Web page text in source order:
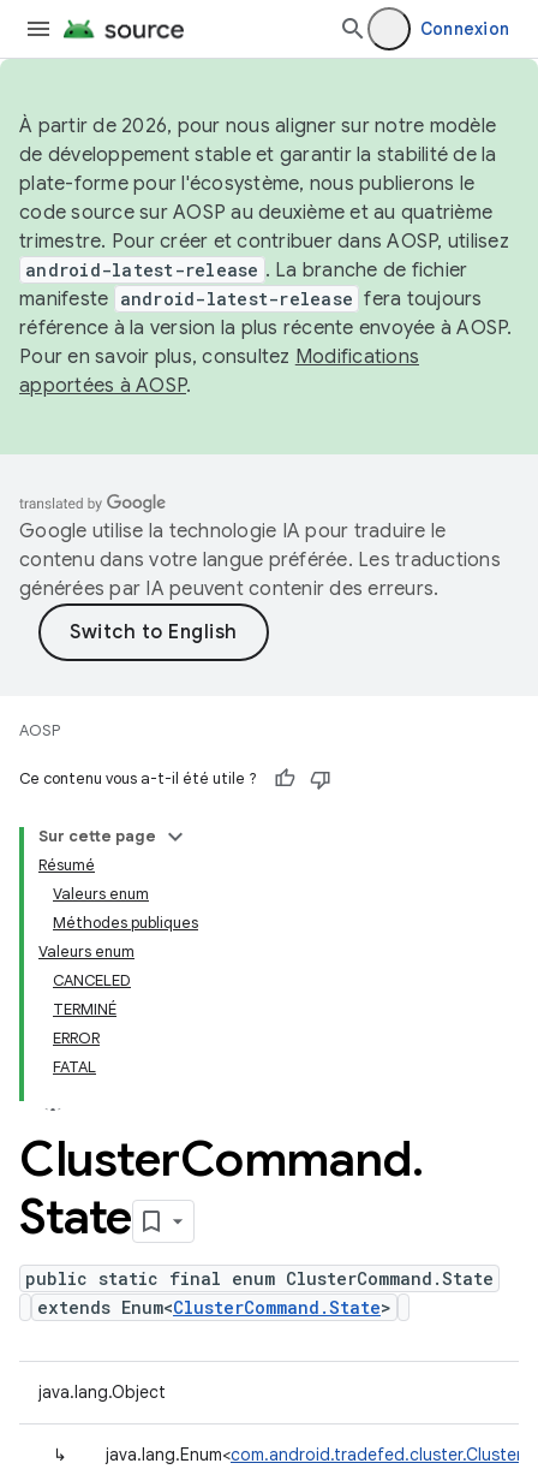
Connexion
À partir de 2026, pour nous aligner sur notre modèle
de développement stable et garantir la stabilité de la
plate-forme pour l'écosystème, nous publierons le
code source sur AOSP au deuxième et au quatrième
trimestre. Pour créer et contribuer dans AOSP, utilisez
android-latest-release . La branche de fichier
manifeste android-latest-release fera toujours
référence à la version la plus récente envoyée à AOSP.
Pour en savoir plus, consultez Modifications
apportées à AOSP.
Google utilise la technologie IA pour traduire le
contenu dans votre langue préférée. Les traductions
générées par IA peuvent contenir des erreurs.
AOSP
Ce contenu vous a-t-il été utile ?
Sur cette page
Résumé
Valeurs enum
Méthodes publiques
Valeurs enum
CANCELED
TERMINÉ
ERROR
FATAL
ClusterCommand.
State
public static final enum ClusterCommand.State
extends Enum<ClusterCommand.State>
java.lang.Object
↳ java.lang.Enum<